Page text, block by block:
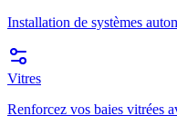
Installation de systèmes
Vitres
Renforcez vos baies vitrées